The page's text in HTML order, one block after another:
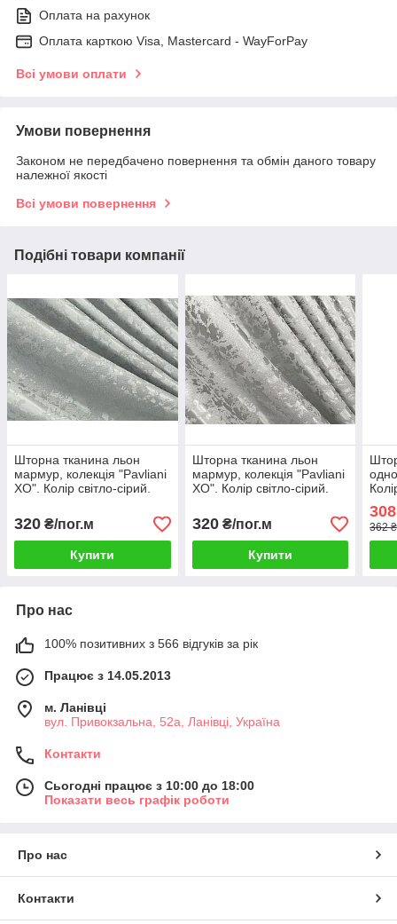
Оплата на рахунок
Оплата карткою Visa, Mastercard - WayForPay
Всі умови оплати
Умови повернення
Законом не передбачено повернення та обмін даного товару
належної якості
Всі умови повернення
Подібні товари компанії
Шторна тканина льон
мармур, колекція "Pavliani
ХО". Колір світло-сірий.
320 ₴/пог.м
Купити
Шторна тканина льон
мармур, колекція "Pavliani
ХО". Колір світло-сірий.
320₴/пог.м
Купити
Код
308
362
Про нас
100% позитивних з 566 відгуків за рік
Працює з 14.05.2013
м. Ланівці
вул. Привокзальна, 52а, Ланівці, Україна
Контакти
Сьогодні працює з 10:00 до 18:00
Показати весь графік роботи
Про нас
Контакти